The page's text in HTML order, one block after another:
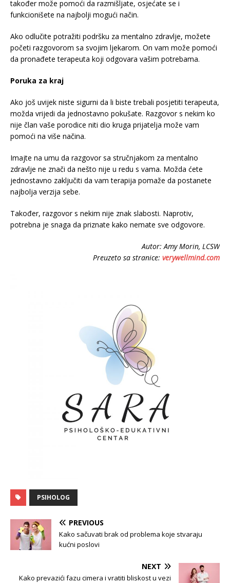
također može pomoći da razmišljate, osjećate se i
funkcionišete na najbolji mogući način.
Ako odlučite potražiti podršku za mentalno zdravlje, možete
početi razgovorom sa svojim ljekarom. On vam može pomoći
da pronađete terapeuta koji odgovara vašim potrebama.
Poruka za kraj
Ako još uvijek niste sigurni da li biste trebali posjetiti terapeuta,
možda vrijedi da jednostavno pokušate. Razgovor s nekim ko
nije član vaše porodice niti dio kruga prijatelja može vam
pomoći na više načina.
Imajte na umu da razgovor sa stručnjakom za mentalno
zdravlje ne znači da nešto nije u redu s vama. Možda ćete
jednostavno zaključiti da vam terapija pomaže da postanete
najbolja verzija sebe.
Također, razgovor s nekim nije znak slabosti. Naprotiv,
potrebna je snaga da priznate kako nemate sve odgovore.
Autor: Amy Morin, LCSW
Preuzeto sa stranice: verywellmind.com
PSIHOLOG
PREVIOUS
Kako sačuvati brak od problema koje stvaraju
kućni poslovi
NEXT
Kako prevazići fazu cimera i vratiti bliskost u vezi